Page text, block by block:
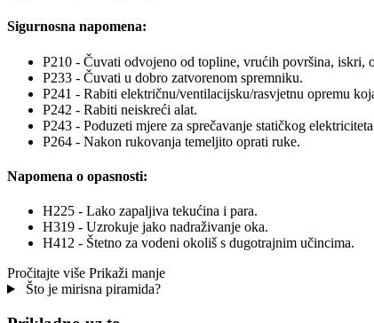
Sigurnosna napomena:
P210 - Čuvati odvojeno od topline, vrućih površina, iskri,
P233 - Čuvati u dobro zatvorenom spremniku.
P241 - Rabiti električnu/ventilacijsku/rasvjetnu opremu
P242 - Rabiti neiskreći alat.
P243 - Poduzeti mjere za sprečavanje statičkog
P264 - Nakon rukovanja temeljito oprati ruke.
Napomena o opasnosti:
H225 - Lako zapaljiva tekućina i para.
H319 - Uzrokuje jako nadraživanje oka.
H412 - Štetno za vodeni okoliš s dugotrajnim učincima.
Pročitajte više Prikaži manje
Što je mirisna piramida?